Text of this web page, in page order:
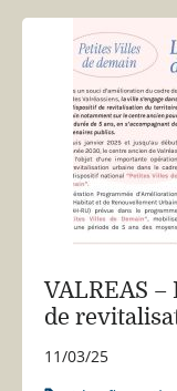
VALREAS
de
11/03/25